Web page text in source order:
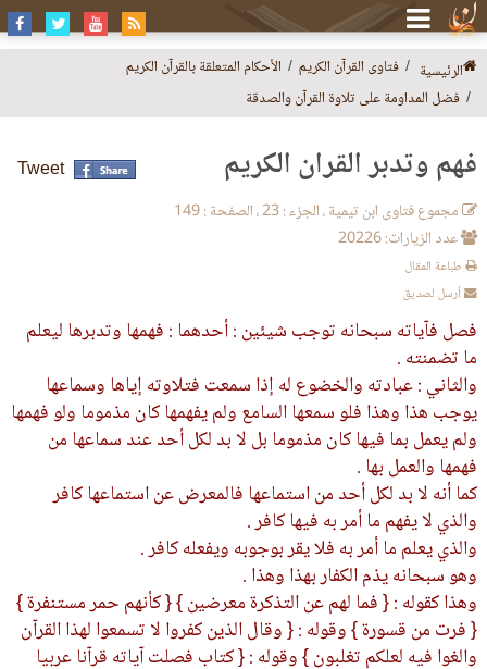
الرئيسية فتاوى القرآن الكريم
الأحكام المتعلقة بالقرآن الكريم
فضل المداومة على تلاوة القرآن والصدقة
فهم وتدبر القرآن الكريم Tweet
مجموع فتاوى ابن تيمية ، الجزء : 23 ، الصفحة : 149
عدد الزيارات: 20226
طباعة المقال
أرسل لصديق
فصل فآياته سبحانه توجب شيئين : أحدهما : فهمها وتدبرها ليعلم
ما تضمنته .
والثاني : عبادته والخضوع له إذا سمعت فتلاوته إياها وسماعها
يوجب هذا وهذا فلو سمعها السامع ولم يفهمها كان مذموما ولو فهمها
ولم يعمل بما فيها كان مذموما بل لا بد لكل أحد عند سماعها من
فهمها والعمل بها .
كما أنه لا بد لكل أحد من استماعها فالمعرض عن استماعها كافر
والذي لا يفهم ما أمر به فيها كافر .
والذي يعلم ما أمر به فلا يقر بوجوبه ويفعله كافر .
وهو سبحانه يذم الكفار بهذا وهذا .
وهذا كقوله : { فما لهم عن التذكرة معرضين } { كأنهم حمر مستنفرة }
{ فرت من قسورة } وقوله : { وقال الذين كفروا لا تسمعوا لهذا القرآن
والغوا فيه لعلكم تغلبون } وقوله : { كتاب فصلت آياته قرآنا عربيا